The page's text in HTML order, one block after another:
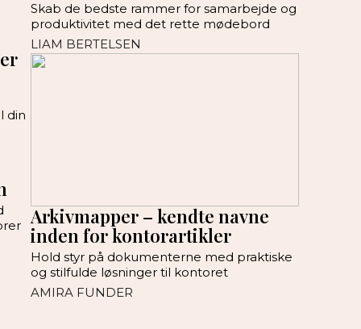
din
Skab de bedste rammer for samarbejde og
produktivitet med det rette mødebord
LIAM BERTELSEN
Arkivmapper – kendte navne
inden for kontorartikler
Hold styr på dokumenterne med praktiske
og stilfulde løsninger til kontoret
AMIRA FUNDER